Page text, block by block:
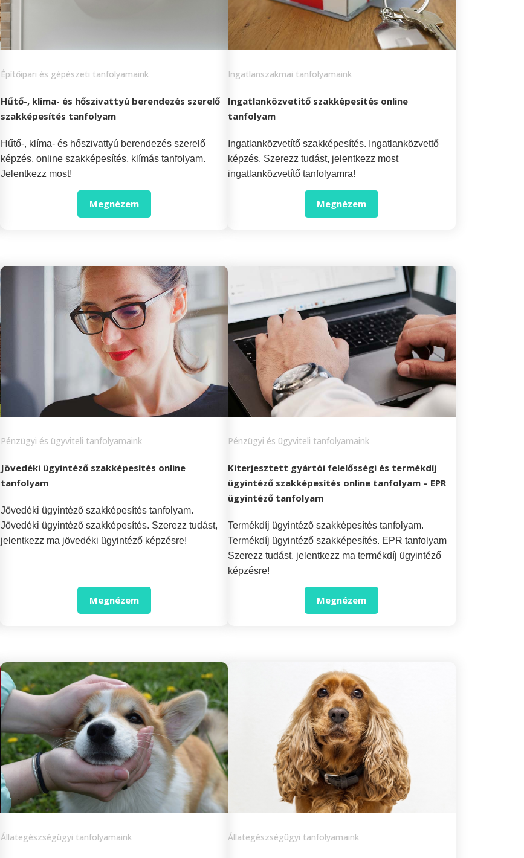
Építőipari és gépészeti tanfolyamaink
Hűtő-, klíma- és hőszivattyú berendezés szerelő
szakképesítés tanfolyam
Hűtő-, klíma- és hőszivattyú berendezés szerelő
képzés, online szakképesítés, klímás tanfolyam.
Jelentkezz most!
Megnézem
Ingatlanszakmai tanfolyamaink
Ingatlanközvetítő szakképesítés online
tanfolyam
Ingatlanközvetítő szakképesítés. Ingatlanközvettő
képzés. Szerezz tudást, jelentkezz most
ingatlanközvetítő tanfolyamra!
Megnézem
Pénzügyi és ügyviteli tanfolyamaink
Jövedéki ügyintéző szakképesítés online
tanfolyam
Jövedéki ügyintéző szakképesítés tanfolyam.
Jövedéki ügyintéző szakképesítés. Szerezz tudást,
jelentkezz ma jövedéki ügyintéző képzésre!
Megnézem
Pénzügyi és ügyviteli tanfolyamaink
Kiterjesztett gyártói felelősségi és termékdíj
ügyintéző szakképesítés online tanfolyam – EPR
ügyintéző tanfolyam
Termékdíj ügyintéző szakképesítés tanfolyam.
Termékdíj ügyintéző szakképesítés. EPR tanfolyam
Szerezz tudást, jelentkezz ma termékdíj ügyintéző
képzésre!
Megnézem
Állategészségügyi tanfolyamaink Állategészségügyi tanfolyamaink